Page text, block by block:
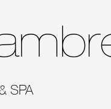
SPA